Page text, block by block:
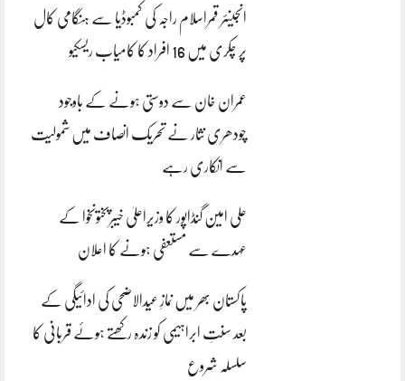
انجینئر قمراسلام راجہ کی کمبوڈیا سے ہنگامی کال
پر چکری میں 16 افراد کا کامیاب ریسکیو
عمران خان سے دوستی ہونے کے باوجود
چودھری نثار نے تحریک انصاف میں شمولیت
سے انکاری رہے
علی امین گنڈاپور کا وزیراعلیٰ خیبرپختونخوا کے
عہدے سے مستعفی ہونے کا اعلان
پاکستان بھر میں نمازِ عیدالاضحی کی ادائیگی کے
بعد سنتِ ابراہیمی کو زندہ رکھتے ہوئے قربانی کا
سلسلہ شروع